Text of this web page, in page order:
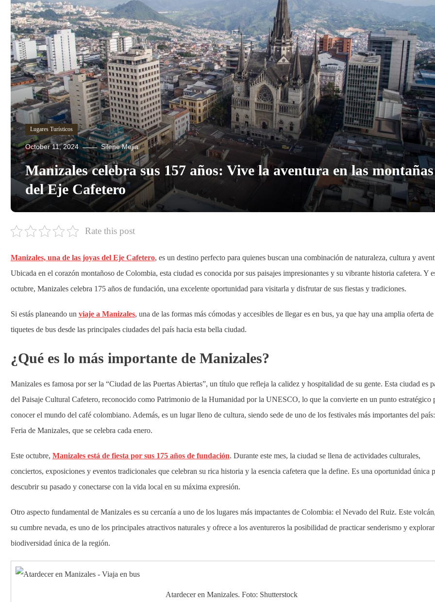
Lugares Turísticos
October 11, 2024 Silene Mejia
Manizales celebra sus 157 años: Vive la aventura en las montañas
del Eje Cafetero
Rate this post
Manizales, una de las joyas del Eje Cafetero, es un destino perfecto para quienes buscan una combinación de naturaleza, cultura y
Ubicada en el corazón montañoso de Colombia, esta ciudad es conocida por sus paisajes impresionantes y su vibrante historia cafetera. Y
octubre, Manizales celebra 175 años de fundación, una excelente oportunidad para visitarla y disfrutar de sus fiestas y tradiciones.
Si estás planeando un viaje a Manizales, una de las formas más cómodas y accesibles de llegar es en bus, ya que hay una amplia oferta de
tiquetes de bus desde las principales ciudades del país hacia esta bella ciudad.
¿Qué es lo más importante de Manizales?
Manizales es famosa por ser la “Ciudad de las Puertas Abiertas”, un título que refleja la calidez y hospitalidad de su gente. Esta ciudad es
del Paisaje Cultural Cafetero, reconocido como Patrimonio de la Humanidad por la UNESCO, lo que la convierte en un punto estratégico
conocer el mundo del café colombiano. Además, es un lugar lleno de cultura, siendo sede de uno de los festivales más importantes del
Feria de Manizales, que se celebra cada enero.
Este octubre, Manizales está de fiesta por sus 175 años de fundación. Durante este mes, la ciudad se llena de actividades culturales,
conciertos, exposiciones y eventos tradicionales que celebran su rica historia y la esencia cafetera que la define. Es una oportunidad única
descubrir su pasado y conectarse con la vida local en su máxima expresión.
Otro aspecto fundamental de Manizales es su cercanía a uno de los lugares más impactantes de Colombia: el Nevado del Ruiz. Este
su cumbre nevada, es uno de los principales atractivos naturales y ofrece a los aventureros la posibilidad de practicar senderismo y
biodiversidad única de la región.
Atardecer en Manizales. Foto: Shutterstock